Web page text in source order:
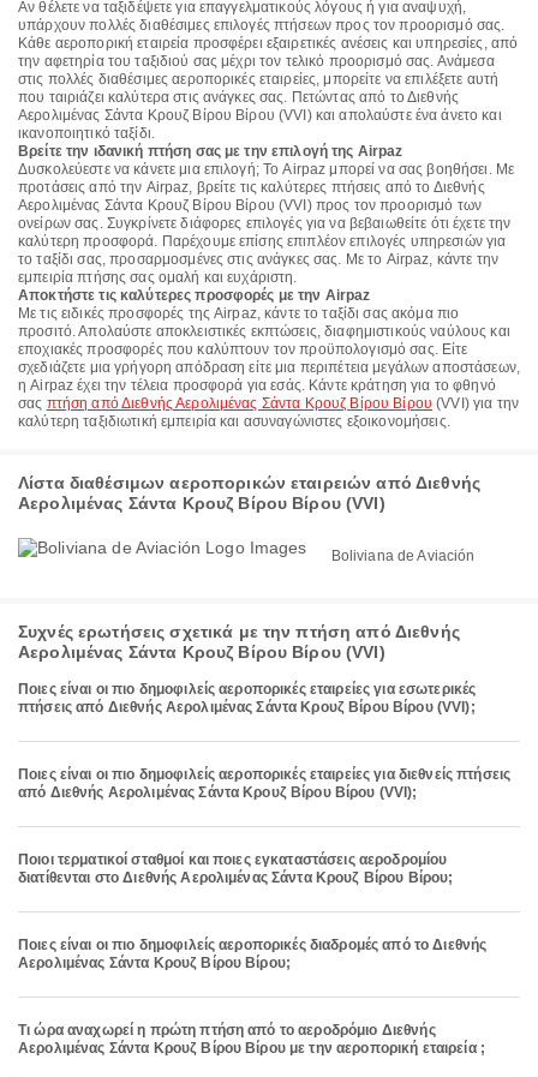
Αν θέλετε να ταξιδέψετε για επαγγελματικούς λόγους ή για αναψυχή,
υπάρχουν πολλές διαθέσιμες επιλογές πτήσεων προς τον προορισμό σας.
Κάθε αεροπορική εταιρεία προσφέρει εξαιρετικές ανέσεις και υπηρεσίες, από
την αφετηρία του ταξιδιού σας μέχρι τον τελικό προορισμό σας. Ανάμεσα
στις πολλές διαθέσιμες αεροπορικές εταιρείες, μπορείτε να επιλέξετε αυτή
που ταιριάζει καλύτερα στις ανάγκες σας. Πετώντας από το Διεθνής
Αερολιμένας Σάντα Κρουζ Βίρου Βίρου (VVI) και απολαύστε ένα άνετο και
ικανοποιητικό ταξίδι.
Βρείτε την ιδανική πτήση σας με την επιλογή της Airpaz
Δυσκολεύεστε να κάνετε μια επιλογή; Το Airpaz μπορεί να σας βοηθήσει. Με
προτάσεις από την Airpaz, βρείτε τις καλύτερες πτήσεις από το Διεθνής
Αερολιμένας Σάντα Κρουζ Βίρου Βίρου (VVI) προς τον προορισμό των
ονείρων σας. Συγκρίνετε διάφορες επιλογές για να βεβαιωθείτε ότι έχετε την
καλύτερη προσφορά. Παρέχουμε επίσης επιπλέον επιλογές υπηρεσιών για
το ταξίδι σας, προσαρμοσμένες στις ανάγκες σας. Με το Airpaz, κάντε την
εμπειρία πτήσης σας ομαλή και ευχάριστη.
Αποκτήστε τις καλύτερες προσφορές με την Airpaz
Με τις ειδικές προσφορές της Airpaz, κάντε το ταξίδι σας ακόμα πιο
προσιτό. Απολαύστε αποκλειστικές εκπτώσεις, διαφημιστικούς ναύλους και
εποχιακές προσφορές που καλύπτουν τον προϋπολογισμό σας. Είτε
σχεδιάζετε μια γρήγορη απόδραση είτε μια περιπέτεια μεγάλων αποστάσεων,
η Airpaz έχει την τέλεια προσφορά για εσάς. Κάντε κράτηση για το φθηνό
σας πτήση από Διεθνής Αερολιμένας Σάντα Κρουζ Βίρου Βίρου (VVI) για την
καλύτερη ταξιδιωτική εμπειρία και ασυναγώνιστες εξοικονομήσεις.
Λίστα διαθέσιμων αεροπορικών εταιρειών από Διεθνής
Αερολιμένας Σάντα Κρουζ Βίρου Βίρου (VVI)
Boliviana de Aviación
Συχνές ερωτήσεις σχετικά με την πτήση από Διεθνής
Αερολιμένας Σάντα Κρουζ Βίρου Βίρου (VVI)
Ποιες είναι οι πιο δημοφιλείς αεροπορικές εταιρείες για εσωτερικές
πτήσεις από Διεθνής Αερολιμένας Σάντα Κρουζ Βίρου Βίρου (VVI);
Ποιες είναι οι πιο δημοφιλείς αεροπορικές εταιρείες για διεθνείς πτήσεις
από Διεθνής Αερολιμένας Σάντα Κρουζ Βίρου Βίρου (VVI);
Ποιοι τερματικοί σταθμοί και ποιες εγκαταστάσεις αεροδρομίου
διατίθενται στο Διεθνής Αερολιμένας Σάντα Κρουζ Βίρου Βίρου;
Ποιες είναι οι πιο δημοφιλείς αεροπορικές διαδρομές από το Διεθνής
Αερολιμένας Σάντα Κρουζ Βίρου Βίρου;
Τι ώρα αναχωρεί η πρώτη πτήση από το αεροδρόμιο Διεθνής
Αερολιμένας Σάντα Κρουζ Βίρου Βίρου με την αεροπορική εταιρεία ;